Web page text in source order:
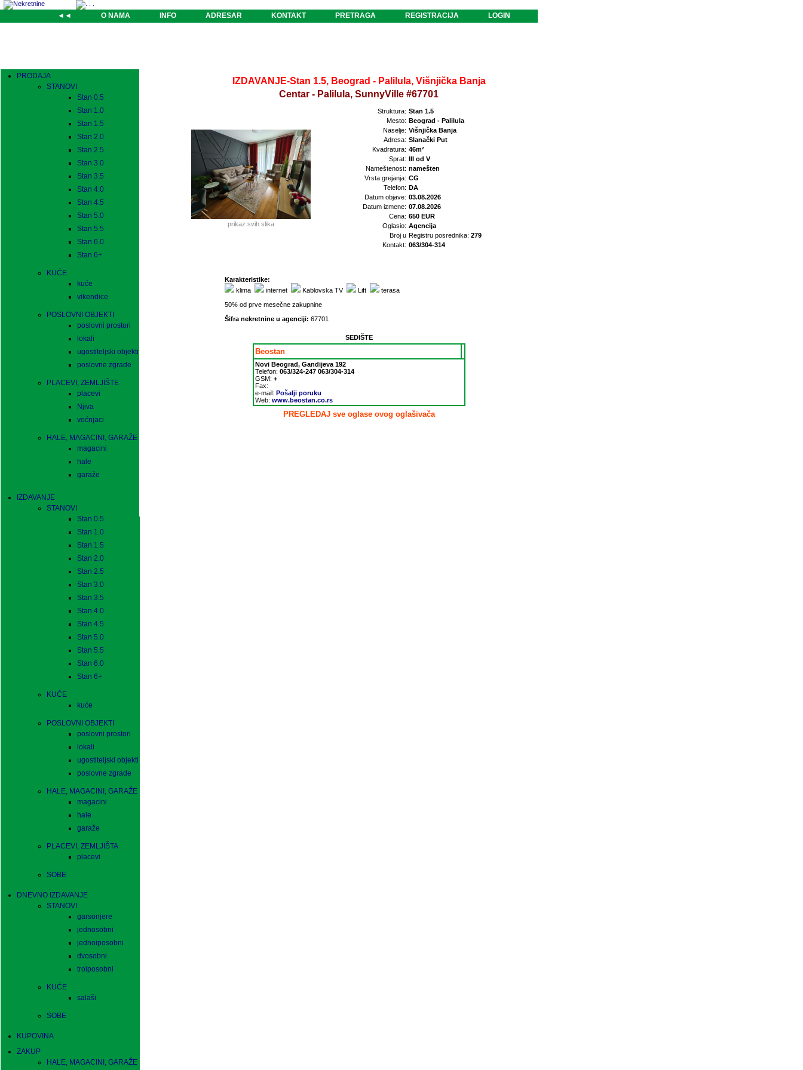
◄◄ O NAMA INFO ADRESAR KONTAKT PRETRAGA REGISTRACIJA LOGIN
PRODAJA
STANOVI
Stan 0.5
Stan 1.0
Stan 1.5
Stan 2.0
Stan 2.5
Stan 3.0
Stan 3.5
Stan 4.0
Stan 4.5
Stan 5.0
Stan 5.5
Stan 6.0
Stan 6+
KUĆE
kuće
vikendice
POSLOVNI OBJEKTI
poslovni prostori
lokali
ugostiteljski objekti
poslovne zgrade
PLACEVI, ZEMLJIŠTE
placevi
Njiva
voćnjaci
HALE, MAGACINI, GARAŽE
magacini
hale
garaže
IZDAVANJE
STANOVI
Stan 0.5
Stan 1.0
Stan 1.5
Stan 2.0
Stan 2.5
Stan 3.0
Stan 3.5
Stan 4.0
Stan 4.5
Stan 5.0
Stan 5.5
Stan 6.0
Stan 6+
KUĆE
kuće
POSLOVNI OBJEKTI
poslovni prostori
lokali
ugostiteljski objekti
poslovne zgrade
HALE, MAGACINI, GARAŽE
magacini
hale
garaže
PLACEVI, ZEMLJIŠTA
placevi
SOBE
DNEVNO IZDAVANJE
STANOVI
garsonjere
jednosobni
jednoiposobni
dvosobni
troiposobni
KUĆE
salaši
SOBE
KUPOVINA
ZAKUP
HALE, MAGACINI, GARAŽE
IZDAVANJE-Stan 1.5, Beograd - Palilula, Višnjička Banja
Centar - Palilula, SunnyVille #67701
prikaz svih slika
Struktura: Stan 1.5
Mesto: Beograd - Palilula
Naselje: Višnjička Banja
Adresa: Slanački Put
Kvadratura: 46m²
Sprat: III od V
Nameštenost: namešten
Vrsta grejanja: CG
Telefon: DA
Datum objave: 03.08.2026
Datum izmene: 07.08.2026
Cena: 650 EUR
Oglasio: Agencija
Broj u Registru posrednika: 279
Kontakt: 063/304-314
Karakteristike:
klima
internet Kablovska TV Lift
terasa
50% od prve mesečne zakupnine
Šifra nekretnine u agenciji: 67701
SEDIŠTE
Beostan
Novi Beograd, Gandijeva 192
Telefon: 063/324-247 063/304-314
GSM: +
Fax:
e-mail: Pošalji poruku
Web: www.beostan.co.rs
PREGLEDAJ sve oglase ovog oglašivača